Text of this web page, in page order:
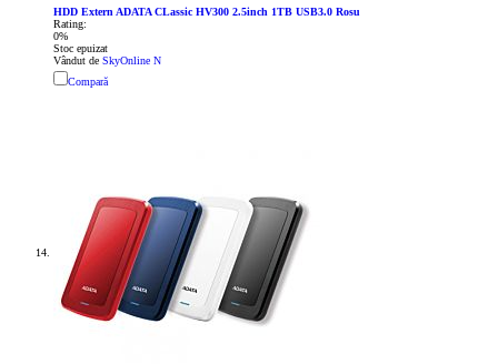
HDD Extern ADATA CLassic HV300 2.5inch 1TB USB3.0 Rosu
Rating:
0%
Stoc epuizat
Vândut de SkyOnline N
Compară